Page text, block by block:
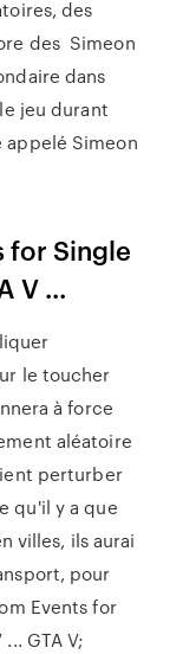
des
des Simeon
dans
jeu durant
Simeon
for Single
V ...
le toucher
à force
aléatoire
perturber
qu'il y a que
villes, ils aurai
pour
Events for
GTA V;